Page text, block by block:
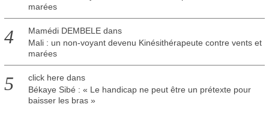
marées
Mamédi DEMBELEdans
Mali : un non-voyant devenu Kinésithérapeute contre vents et
marées
click here dans
Békaye Sibé : « Le handicap ne peut être un prétexte pour
baisser les bras »